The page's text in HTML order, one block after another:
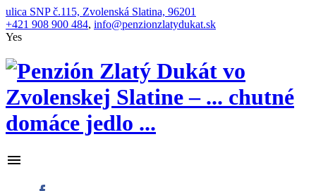
ulica SNP č.115, Zvolenská Slatina, 96201
+421 908 900 484, info@penzionzlatydukat.sk
Yes